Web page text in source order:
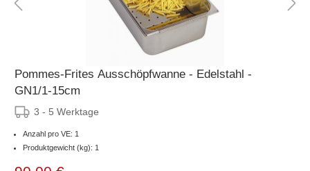
Pommes-Frites Ausschöpfwanne - Edelstahl -
GN1/1-15cm
3 - 5 Werktage
Anzahl pro VE: 1
Produktgewicht (kg): 1